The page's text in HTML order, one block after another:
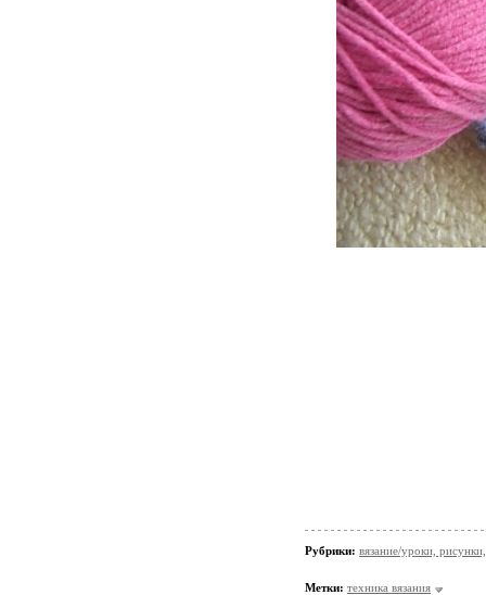
Рубрики: вязание/уроки,
Метки: техника вязания